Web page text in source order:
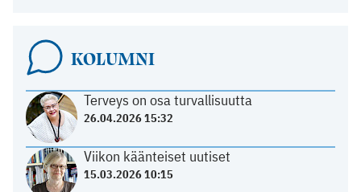
KOLUMNI
Terveys on osa turvallisuutta
26.04.2026 15:32
Viikon käänteiset uutiset
15.03.2026 10:15